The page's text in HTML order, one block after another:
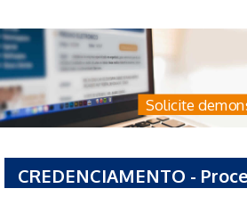
Solicite
CREDENCIAMENTO -